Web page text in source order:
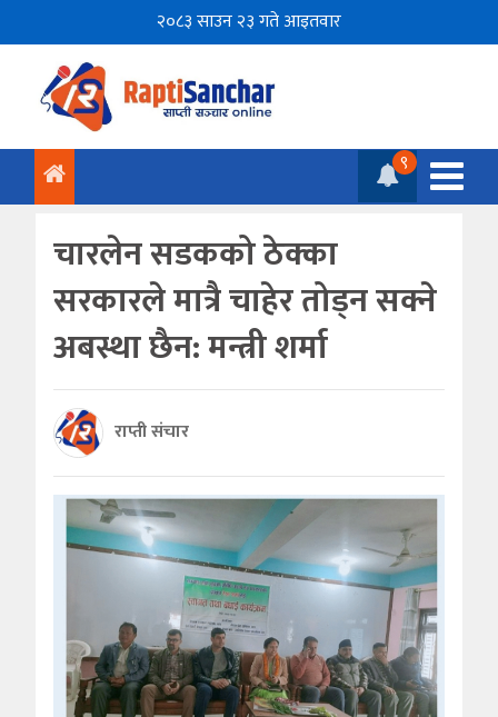
२०८३ साउन २३ गते आइतवार
९
चारलेन सडकको ठेक्का
सरकारले मात्रै चाहेर तोड्न सक्ने
अबस्था छैन: मन्त्री शर्मा
राप्ती संचार